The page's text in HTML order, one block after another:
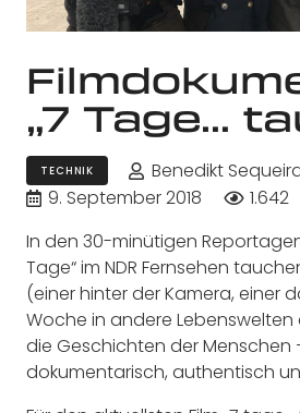
„7 Tage…
TECHNIK
Benedikt
9. September 2018
1.642
In den 30-minütigen
Tage“ im NDR Fernsehen
(einer hinter der Kamera, einer
Woche in andere Lebenswelten
die Geschichten der Menschen
dokumentarisch, authentisch